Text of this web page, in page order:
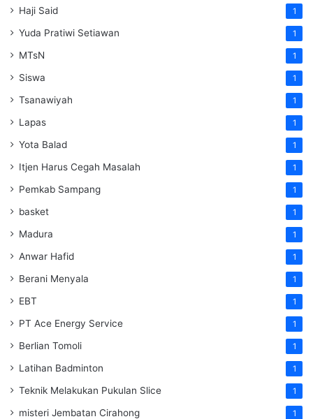
Haji Said 1
Yuda Pratiwi Setiawan 1
MTsN 1
Siswa 1
Tsanawiyah 1
Lapas 1
Yota Balad 1
Itjen Harus Cegah Masalah 1
Pemkab Sampang 1
basket 1
Madura 1
Anwar Hafid 1
Berani Menyala 1
EBT 1
PT Ace Energy Service 1
Berlian Tomoli 1
Latihan Badminton 1
Teknik Melakukan Pukulan Slice 1
misteri Jembatan Cirahong 1